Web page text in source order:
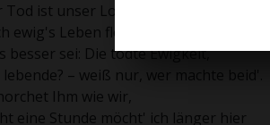
Tod ist unser Loos,
ewig's Leben floß.
besser sei: Die todte Ewigkeit,
lebende? – weiß nur, wer machte beid'.
Ihm wie wir,
eine Stunde möcht' ich länger hier